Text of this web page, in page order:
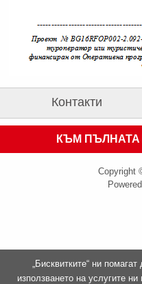
Контакти
КЪМ
Copyright
„Бисквитките“ ни
използването на услугите